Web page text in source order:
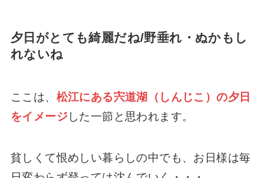
夕日がとても綺麗だね/野垂れ・ぬかもし
れないね
ここは、 松江にある宍道湖（しんじこ）の夕日
をイメージした一節と思われます。
貧しくて恨めしい暮らしの中でも、お日様は毎